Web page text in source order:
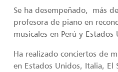
Se ha desempeñado, más
profesora de piano en
musicales en Perú y Estados
Ha realizado conciertos de
en Estados Unidos, Italia, El